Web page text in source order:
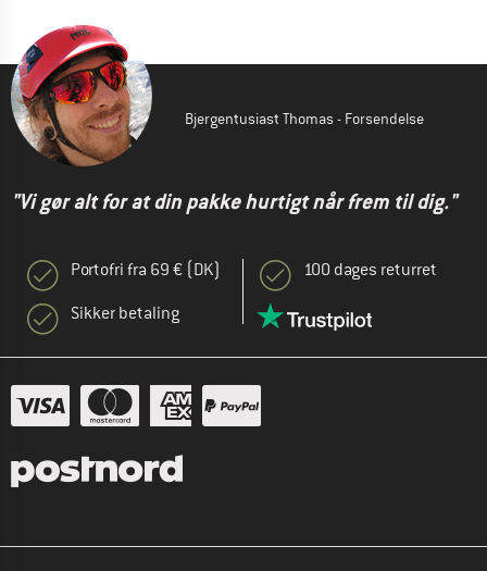
Bjergentusiast Thomas - Forsendelse
"Vi gør alt for at din pakke hurtigt når frem til dig."
Portofri fra 69 € (DK)
Sikker betaling
100 dages returret